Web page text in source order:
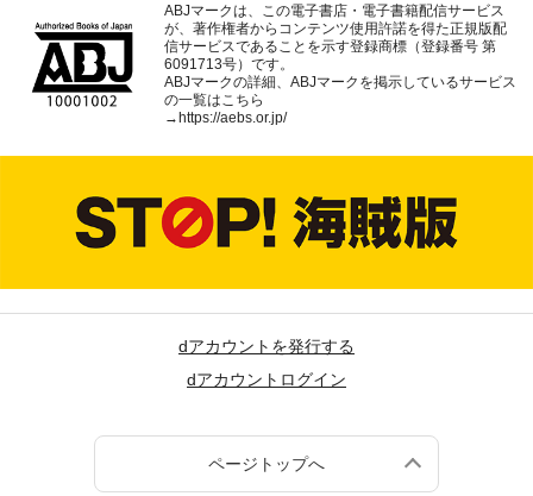
ABJマークは、この電子書店・電子書籍配信サービス
が、著作権者からコンテンツ使用許諾を得た正規版配
信サービスであることを示す登録商標（登録番号 第
6091713号）です。
ABJマークの詳細、ABJマークを掲示しているサービス
の一覧はこちら
→ https://aebs.or.jp/
dアカウントを発行する
dアカウントログイン
ページトップへ